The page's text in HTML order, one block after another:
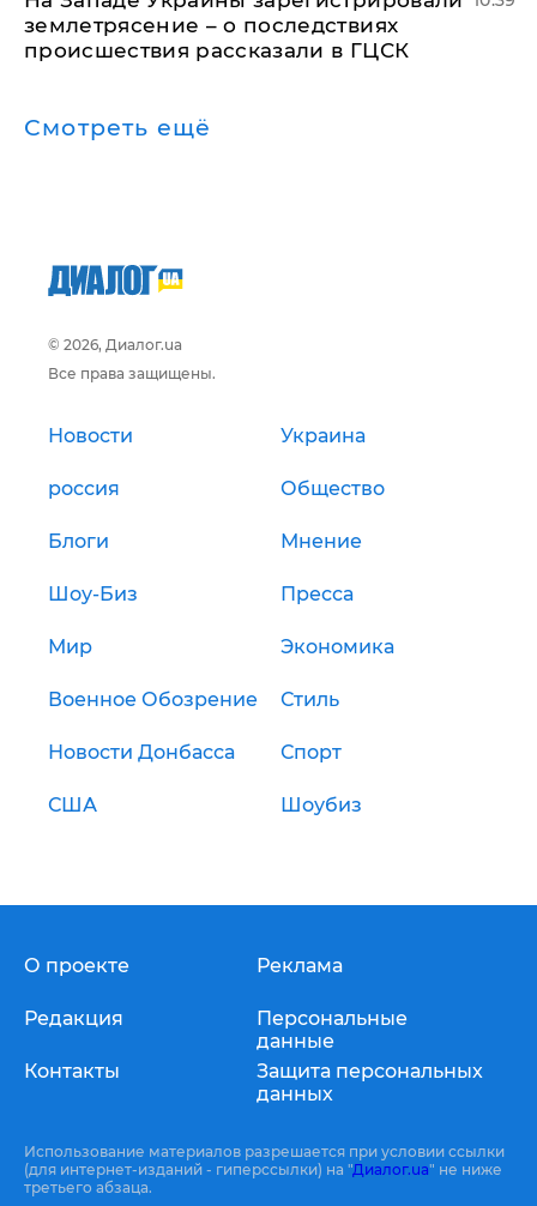
землетрясение – о последствиях
происшествия рассказали в ГЦСК
Смотреть ещё
© 2026, Диалог.ua
Все права защищены.
Новости Украина
россия Общество
Блоги Мнение
Шоу-Биз Пресса
Мир Экономика
Военное Обозрение Стиль
Новости Донбасса Спорт
США Шоубиз
О проекте
Редакция
Контакты
Реклама
Персональные
данные
Защита персональных
данных
Использование материалов разрешается при условии ссылки
(для интернет-изданий - гиперссылки) на "Диалог.ua" не ниже
третьего абзаца.